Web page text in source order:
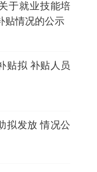
于就业技能培
贴情况的公示
贴拟 补贴人员
拟发放 情况公